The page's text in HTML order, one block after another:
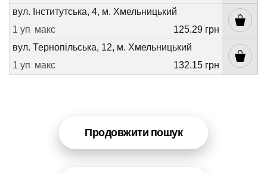
вул. Інститутська, 4, м. Хмельницький
1 уп макс
125.29 грн
вул. Тернопільська, 12, м. Хмельницький
1 уп макс 132.15 грн
Продовжити пошук